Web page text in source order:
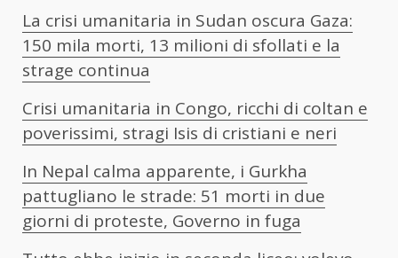
La crisi umanitaria in Sudan oscura Gaza:
150 mila morti, 13 milioni di sfollati e la
strage continua
Crisi umanitaria in Congo, ricchi di coltan e
poverissimi, stragi Isis di cristiani e neri
In Nepal calma apparente, i Gurkha
pattugliano le strade: 51 morti in due
giorni di proteste, Governo in fuga